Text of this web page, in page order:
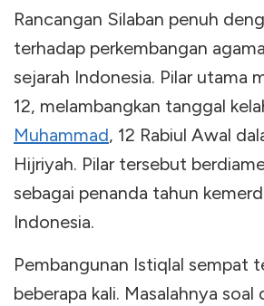
Rancangan Silaban penuh
terhadap perkembangan
sejarah Indonesia. Pilar utama
12, melambangkan tanggal
Muhammad, 12 Rabiul Awal
Hijriyah. Pilar tersebut
sebagai penanda tahun
Indonesia.
Pembangunan Istiqlal sempat
beberapa kali. Masalahnya soal